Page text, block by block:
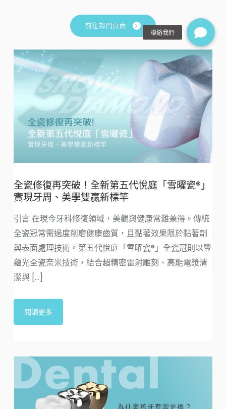
前往部門頁面
全瓷修復再突破！全新第五代悅庭「雪曜瓷®」
實現牙周、美學雙贏新標竿
引言 在現今牙科修復領域，美觀與健康常難兼得。傳統
全瓷冠常需過度削磨健康齒質，且黏著效果限於黏著劑
與表面處理技術。第五代悅庭「雪曜瓷®」全瓷冠則以豐
蘊光全瓷奈米技術，結合超精密雷射雕刻、高能電漿清
潔與 [...]
閱讀更多